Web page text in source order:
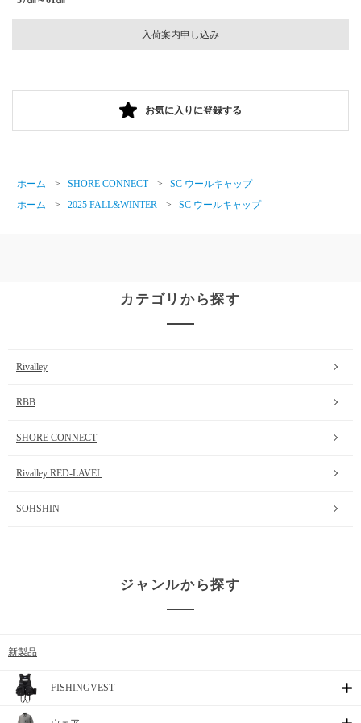
入荷案内申し込み
お気に入りに登録する
ホーム > SHORE CONNECT >
SC ウールキャップ
ホーム
> 2025 FALL&WINTER > SC ウールキャップ
カテゴリから探す
Rivalley
RBB
SHORE CONNECT
Rivalley RED-LAVEL
SOHSHIN
ジャンルから探す
新製品
FISHINGVEST